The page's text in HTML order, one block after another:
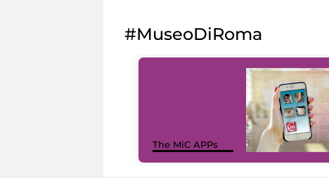
#MuseoDiRoma
The MiC APPs